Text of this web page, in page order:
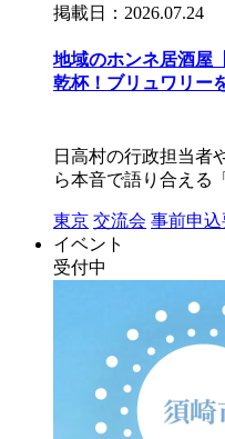
掲載日：2026.07.24
地域のホンネ居酒屋
乾杯！ブリュワリー
日高村の行政担当者
ら本音で語り合える
東京 交流会 事前申込
イベント
受付中